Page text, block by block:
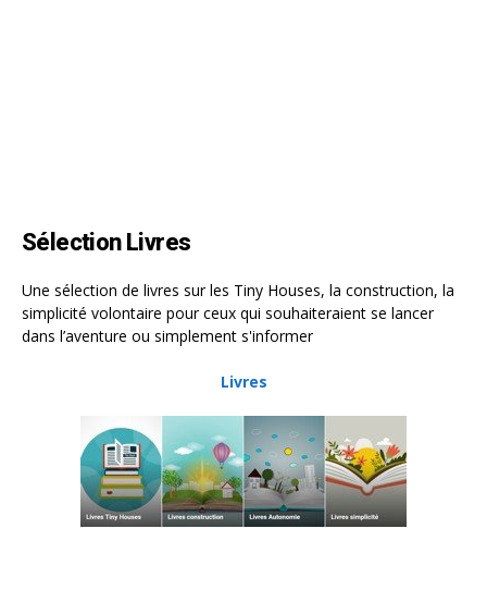
Sélection Livres
Une sélection de livres sur les Tiny Houses, la construction, la
simplicité volontaire pour ceux qui souhaiteraient se lancer
dans l’aventure ou simplement s'informer
Livres